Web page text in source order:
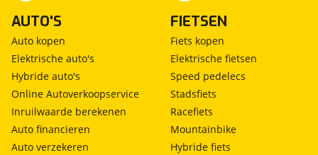
AUTO'S
Auto kopen
Elektrische auto's
Hybride auto's
Online Autoverkoopservice
Inruilwaarde berekenen
Auto financieren
Auto verzekeren
FIETSEN
Fiets kopen
Elektrische fietsen
Speed pedelecs
Stadsfiets
Racefiets
Mountainbike
Hybride fiets